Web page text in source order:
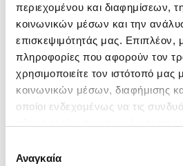
περιεχομένου και διαφημίσεων,
κοινωνικών μέσων και την
επισκεψιμότητάς μας. Επιπλέον,
πληροφορίες που αφορούν τον
χρησιμοποιείτε τον ιστότοπό μας
κοινωνικών μέσων, διαφήμισης
οποίοι ενδεχομένως να τις
των υπηρεσιών τους.
συγκατάθεσης
Αναγκαία
Mitra
95,00 €
Διαθεσιμότητα: